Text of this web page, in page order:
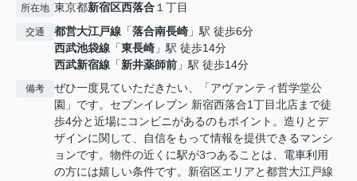
所在地 東京都新宿区西落合１丁目
交通 都営大江戸線 「落合南長崎 」駅 徒歩6分
西武池袋線 「東長崎 」駅 徒歩14分
西武新宿線 「新井薬師前 」駅 徒歩14分
備考
ぜひ一度見ていただきたい、「アヴァンティ哲学堂公
園」です。セブンイレブン 新宿西落合1丁目北店まで徒
歩4分と近場にコンビニがあるのもポイント。造りとデ
ザインに関して、自信をもって情報を提供できるマンシ
ョンです。物件の近くに駅が3つあることは、電車利用
の方には嬉しい条件です。新宿区エリアと都営大江戸線